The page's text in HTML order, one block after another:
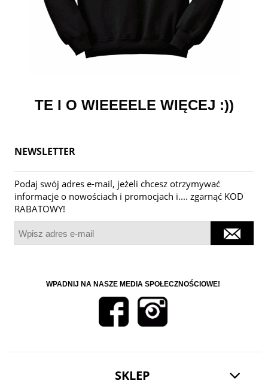
TE I O WIEEEELE WIĘCEJ :))
NEWSLETTER
Podaj swój adres e-mail, jeżeli chcesz otrzymywać
informacje o nowościach i promocjach i.... zgarnąć KOD
RABATOWY!
WPADNIJ NA NASZE MEDIA SPOŁECZNOŚCIOWE!
SKLEP